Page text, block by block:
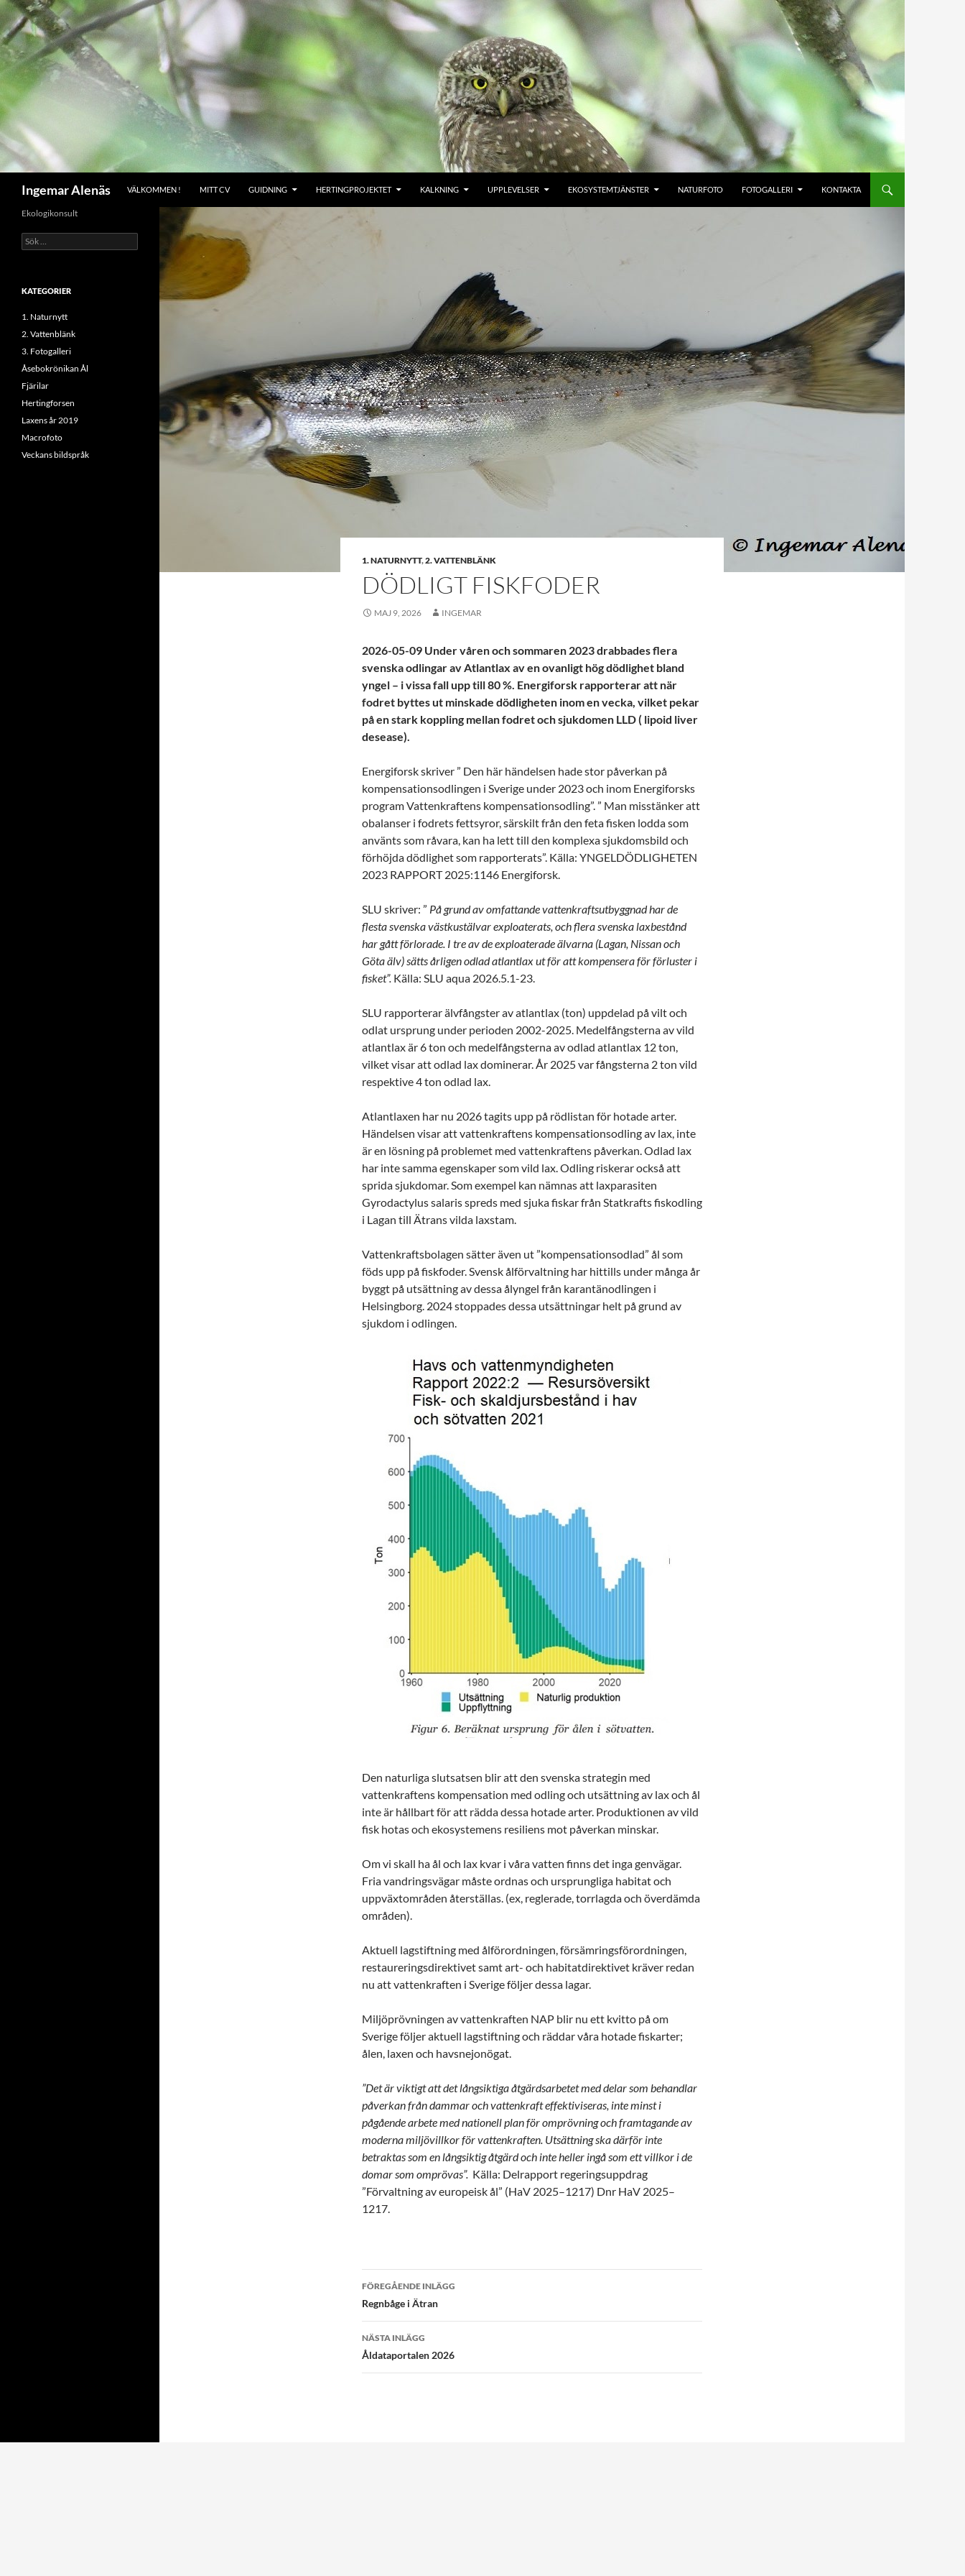
Hoppa
till
innehåll
Ingemar Alenäs VÄLKOMMEN ! MITT CV GUIDNING HERTINGPROJEKTET KALKNING UPPLEVELSER EKOSYSTEMTJÄNSTER NATURFOTO FOTOGALLERI KONTAKTA
1. NATURNYTT,2. VATTENBLÄNK
DÖDLIGT FISKFODER
MAJ 9, 2026 INGEMAR
2026-05-09 Under våren och sommaren 2023 drabbades flera
svenska odlingar av Atlantlax av en ovanligt hög dödlighet bland
yngel – i vissa fall upp till 80 %. Energiforsk rapporterar att när
fodret byttes ut minskade dödligheten inom en vecka, vilket pekar
på en stark koppling mellan fodret och sjukdomen LLD ( lipoid liver
desease).
Energiforsk skriver ” Den här händelsen hade stor påverkan på
kompensationsodlingen i Sverige under 2023 och inom Energiforsks
program Vattenkraftens kompensationsodling”. ” Man misstänker att
obalanser i fodrets fettsyror, särskilt från den feta fisken lodda som
använts som råvara, kan ha lett till den komplexa sjukdomsbild och
förhöjda dödlighet som rapporterats”. Källa: YNGELDÖDLIGHETEN
2023 RAPPORT 2025:1146 Energiforsk.
SLU skriver: ” På grund av omfattande vattenkraftsutbyggnad har de
flesta svenska västkustälvar exploaterats, och flera svenska laxbestånd
har gått förlorade. I tre av de exploaterade älvarna (Lagan, Nissan och
Göta älv) sätts årligen odlad atlantlax ut för att kompensera för förluster i
fisket”. Källa: SLU aqua 2026.5.1-23.
SLU rapporterar älvfångster av atlantlax (ton) uppdelad på vilt och
odlat ursprung under perioden 2002-2025. Medelfångsterna av vild
atlantlax är 6 ton och medelfångsterna av odlad atlantlax 12 ton,
vilket visar att odlad lax dominerar. År 2025 var fångsterna 2 ton vild
respektive 4 ton odlad lax.
Atlantlaxen har nu 2026 tagits upp på rödlistan för hotade arter.
Händelsen visar att vattenkraftens kompensationsodling av lax, inte
är en lösning på problemet med vattenkraftens påverkan. Odlad lax
har inte samma egenskaper som vild lax. Odling riskerar också att
sprida sjukdomar. Som exempel kan nämnas att laxparasiten
Gyrodactylus salaris spreds med sjuka fiskar från Statkrafts fiskodling
i Lagan till Ätrans vilda laxstam.
Vattenkraftsbolagen sätter även ut ”kompensationsodlad” ål som
föds upp på fiskfoder. Svensk ålförvaltning har hittills under många år
byggt på utsättning av dessa ålyngel från karantänodlingen i
Helsingborg. 2024 stoppades dessa utsättningar helt på grund av
sjukdom i odlingen.
Den naturliga slutsatsen blir att den svenska strategin med
vattenkraftens kompensation med odling och utsättning av lax och ål
inte är hållbart för att rädda dessa hotade arter. Produktionen av vild
fisk hotas och ekosystemens resiliens mot påverkan minskar.
Om vi skall ha ål och lax kvar i våra vatten finns det inga genvägar.
Fria vandringsvägar måste ordnas och ursprungliga habitat och
uppväxtområden återställas. (ex, reglerade, torrlagda och överdämda
områden).
Aktuell lagstiftning med ålförordningen, försämringsförordningen,
restaureringsdirektivet samt art- och habitatdirektivet kräver redan
nu att vattenkraften i Sverige följer dessa lagar.
Miljöprövningen av vattenkraften NAP blir nu ett kvitto på om
Sverige följer aktuell lagstiftning och räddar våra hotade fiskarter;
ålen, laxen och havsnejonögat.
”Det är viktigt att det långsiktiga åtgärdsarbetet med delar som behandlar
påverkan från dammar och vattenkraft effektiviseras, inte minst i
pågående arbete med nationell plan för omprövning och framtagande av
moderna miljövillkor för vattenkraften. Utsättning ska därför inte
betraktas som en långsiktig åtgärd och inte heller ingå som ett villkor i de
domar som omprövas”. Källa: Delrapport regeringsuppdrag
”Förvaltning av europeisk ål” (HaV 2025–1217) Dnr HaV 2025–
1217.
Inläggsnavigering
FÖREGÅENDE INLÄGG
Regnbåge i Ätran
NÄSTA INLÄGG
Åldataportalen 2026
Ekologikonsult
Sök
efter:
KATEGORIER
1. Naturnytt
2. Vattenblänk
3. Fotogalleri
Åsebokrönikan Ål
Fjärilar
Hertingforsen
Laxens år 2019
Macrofoto
Veckans bildspråk